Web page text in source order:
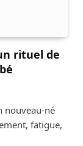
rituel de
nouveau-né
fatigue,